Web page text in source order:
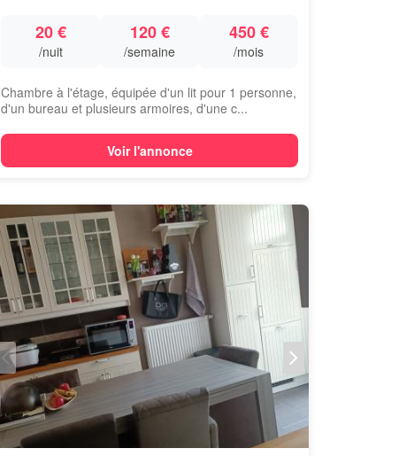
20 €
/nuit
120 €
/semaine
450 €
/mois
Chambre à l'étage, équipée d'un lit pour 1 personne,
d'un bureau et plusieurs armoires, d'une c...
Voir l'annonce